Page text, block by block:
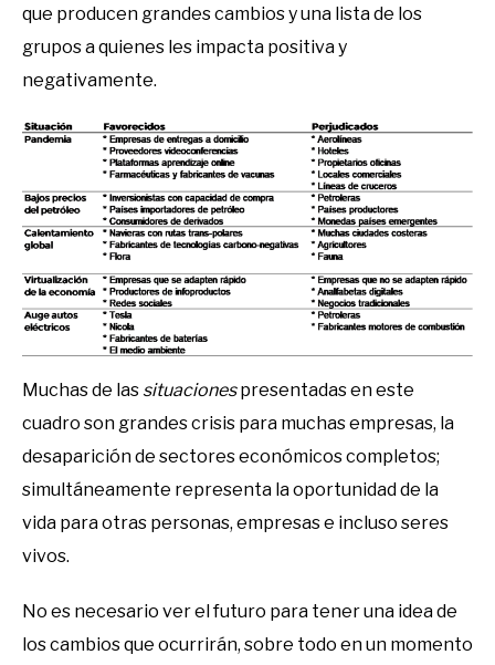
que producen grandes cambios y una lista de los
grupos a quienes les impacta positiva y
negativamente.
Muchas de las situacionespresentadas en este
cuadro son grandes crisis para muchas empresas, la
desaparición de sectores económicos completos;
simultáneamente representa la oportunidad de la
vida para otras personas, empresas e incluso seres
vivos.
No es necesario ver el futuro para tener una idea de
los cambios que ocurrirán, sobre todo en un momento